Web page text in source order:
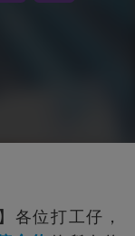
各位打工仔，